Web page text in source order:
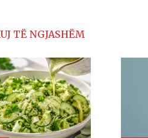
TË NGJASHËM